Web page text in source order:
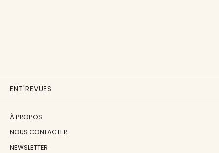
ENT'REVUES
À PROPOS
NOUS CONTACTER
NEWSLETTER